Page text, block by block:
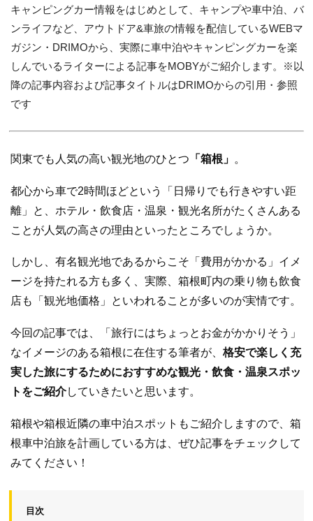
キャンピングカー情報をはじめとして、キャンプや車中泊、バ
ンライフなど、アウトドア&車旅の情報を配信しているWEBマ
ガジン・DRIMOから、実際に車中泊やキャンピングカーを楽
しんでいるライターによる記事をMOBYがご紹介します。※以
降の記事内容および記事タイトルはDRIMOからの引用・参照
です
関東でも人気の高い観光地のひとつ 「箱根」 。
都心から車で2時間ほどという「日帰りでも行きやすい距
離」と、ホテル・飲食店・温泉・観光名所がたくさんある
ことが人気の高さの理由といったところでしょうか。
しかし、有名観光地であるからこそ「費用がかかる」イメ
ージを持たれる方も多く、実際、箱根町内の乗り物も飲食
店も「観光地価格」といわれることが多いのが実情です。
今回の記事では、「旅行にはちょっとお金がかかりそう」
なイメージのある箱根に在住する筆者が、 格安で楽しく充
実した旅にするためにおすすめな観光・飲食・温泉スポッ
トをご紹介していきたいと思います。
箱根や箱根近隣の車中泊スポットもご紹介しますので、箱
根車中泊旅を計画している方は、ぜひ記事をチェックして
みてください！
目次